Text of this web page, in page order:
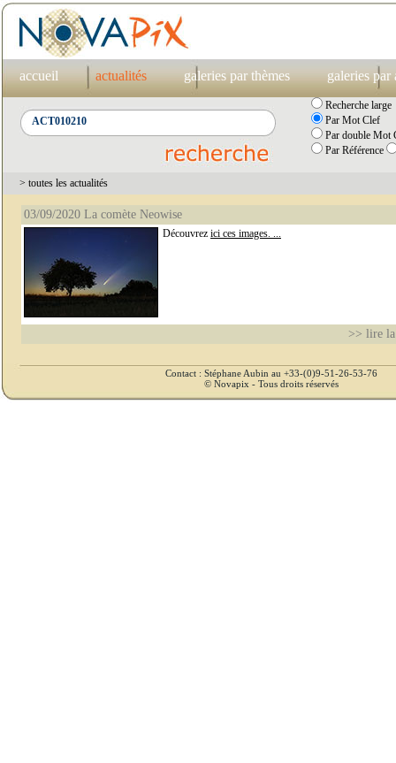
accueil actualités galeries par thèmes galeries par
Recherche large
Par Mot Clef
Par double Mot
Par Référence
> toutes les actualités
03/09/2020 La comète Neowise
Découvrez ici ces images. ...
>> lire
Contact : Stéphane Aubin au +33-(0)9-51-26-53-76
© Novapix - Tous droits réservés